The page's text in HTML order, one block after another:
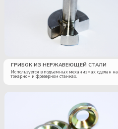
Используется в подъемных механизмах, сделан на
токарном и фрезерном станках.
ГРИБОК ИЗ НЕРЖАВЕЮЩЕЙ СТАЛИ